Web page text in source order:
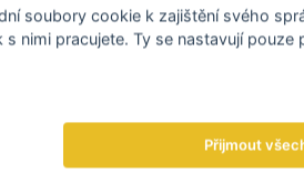
evropským
více než 300
vlakem do
modernizace
poptávce po
technika.
produkcí
soubory cookie k zajištění svého
nimi pracujete. Ty se nastavují pouze
Přijmout